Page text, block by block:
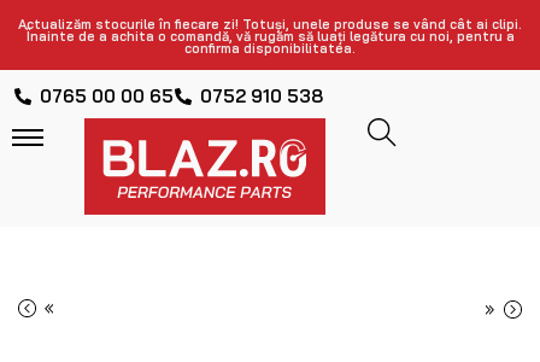
Actualizăm stocurile în fiecare zi! Totuși, unele produse se vând cât ai clipi.
Înainte de a achita o comandă, vă rugăm să luați legătura cu noi, pentru a
confirma disponibilitatea.
0765 00 00 65 0752 910 538
« »